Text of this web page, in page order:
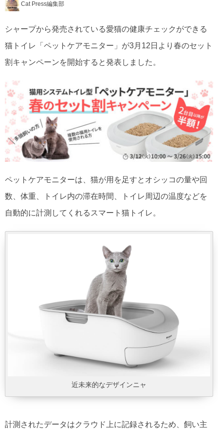
Cat Press編集部
シャープから発売されている愛猫の健康チェックができる
猫トイレ「ペットケアモニター」が3月12日より春のセット
割キャンペーンを開始すると発表しました。
ペットケアモニターは、猫が用を足すとオシッコの量や回
数、体重、トイレ内の滞在時間、トイレ周辺の温度などを
自動的に計測してくれるスマート猫トイレ。
近未来的なデザインニャ
計測されたデータはクラウド上に記録されるため、飼い主